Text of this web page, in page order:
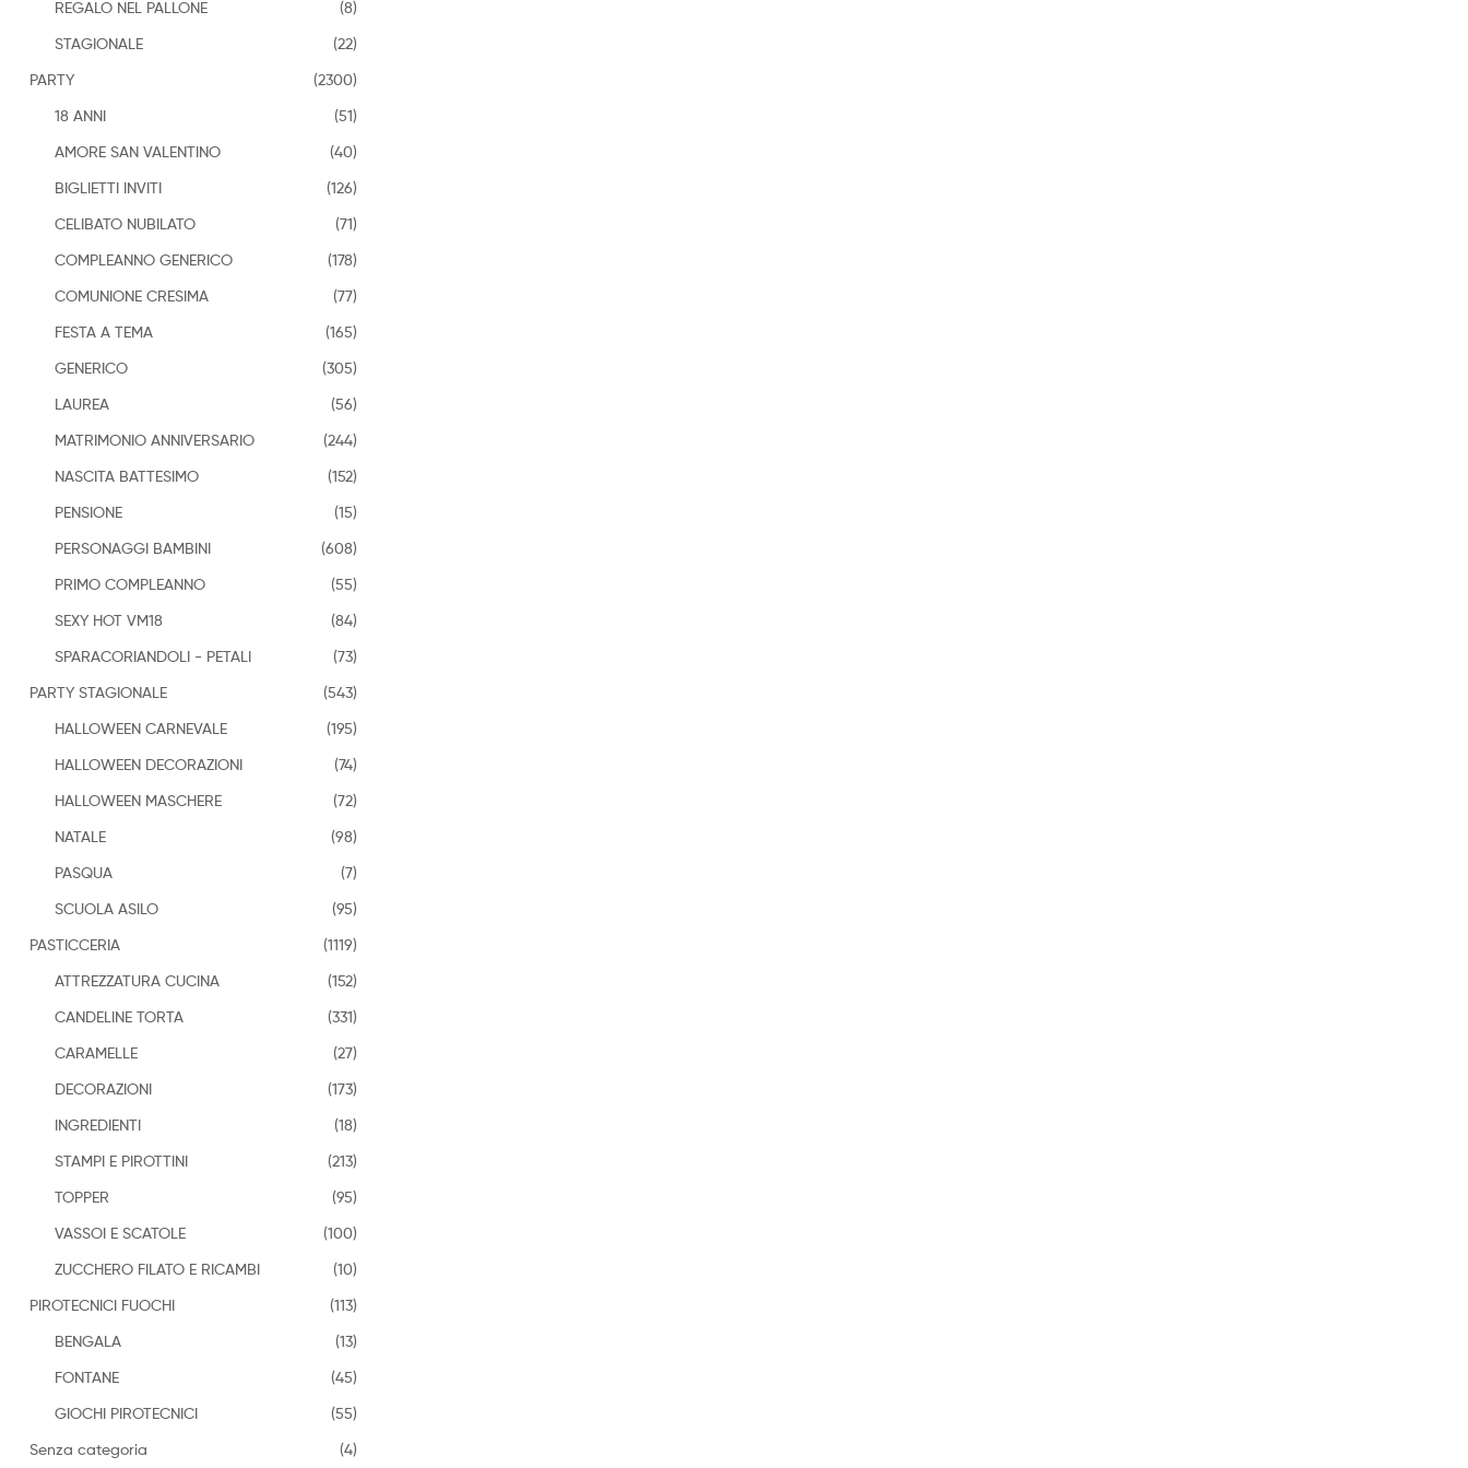
REGALO NEL PALLONE
(8)
STAGIONALE
(22)
PARTY
(2300)
18 ANNI
(51)
AMORE SAN VALENTINO
(40)
BIGLIETTI INVITI
(126)
CELIBATO NUBILATO
(71)
COMPLEANNO GENERICO
(178)
COMUNIONE CRESIMA
(77)
FESTA A TEMA
(165)
GENERICO
(305)
LAUREA
(56)
MATRIMONIO ANNIVERSARIO
(244)
NASCITA BATTESIMO
(152)
PENSIONE
(15)
PERSONAGGI BAMBINI
(608)
PRIMO COMPLEANNO
(55)
SEXY HOT VM18
(84)
SPARACORIANDOLI - PETALI
(73)
PARTY STAGIONALE
(543)
HALLOWEEN CARNEVALE
(195)
HALLOWEEN DECORAZIONI
(74)
HALLOWEEN MASCHERE
(72)
NATALE
(98)
PASQUA
(7)
SCUOLA ASILO
(95)
PASTICCERIA
(1119)
ATTREZZATURA CUCINA
(152)
CANDELINE TORTA
(331)
CARAMELLE
(27)
DECORAZIONI
(173)
INGREDIENTI
(18)
STAMPI E PIROTTINI
(213)
TOPPER
(95)
VASSOI E SCATOLE
(100)
ZUCCHERO FILATO E RICAMBI
(10)
PIROTECNICI FUOCHI
(113)
BENGALA
(13)
FONTANE
(45)
GIOCHI PIROTECNICI
(55)
Senza categoria
(4)